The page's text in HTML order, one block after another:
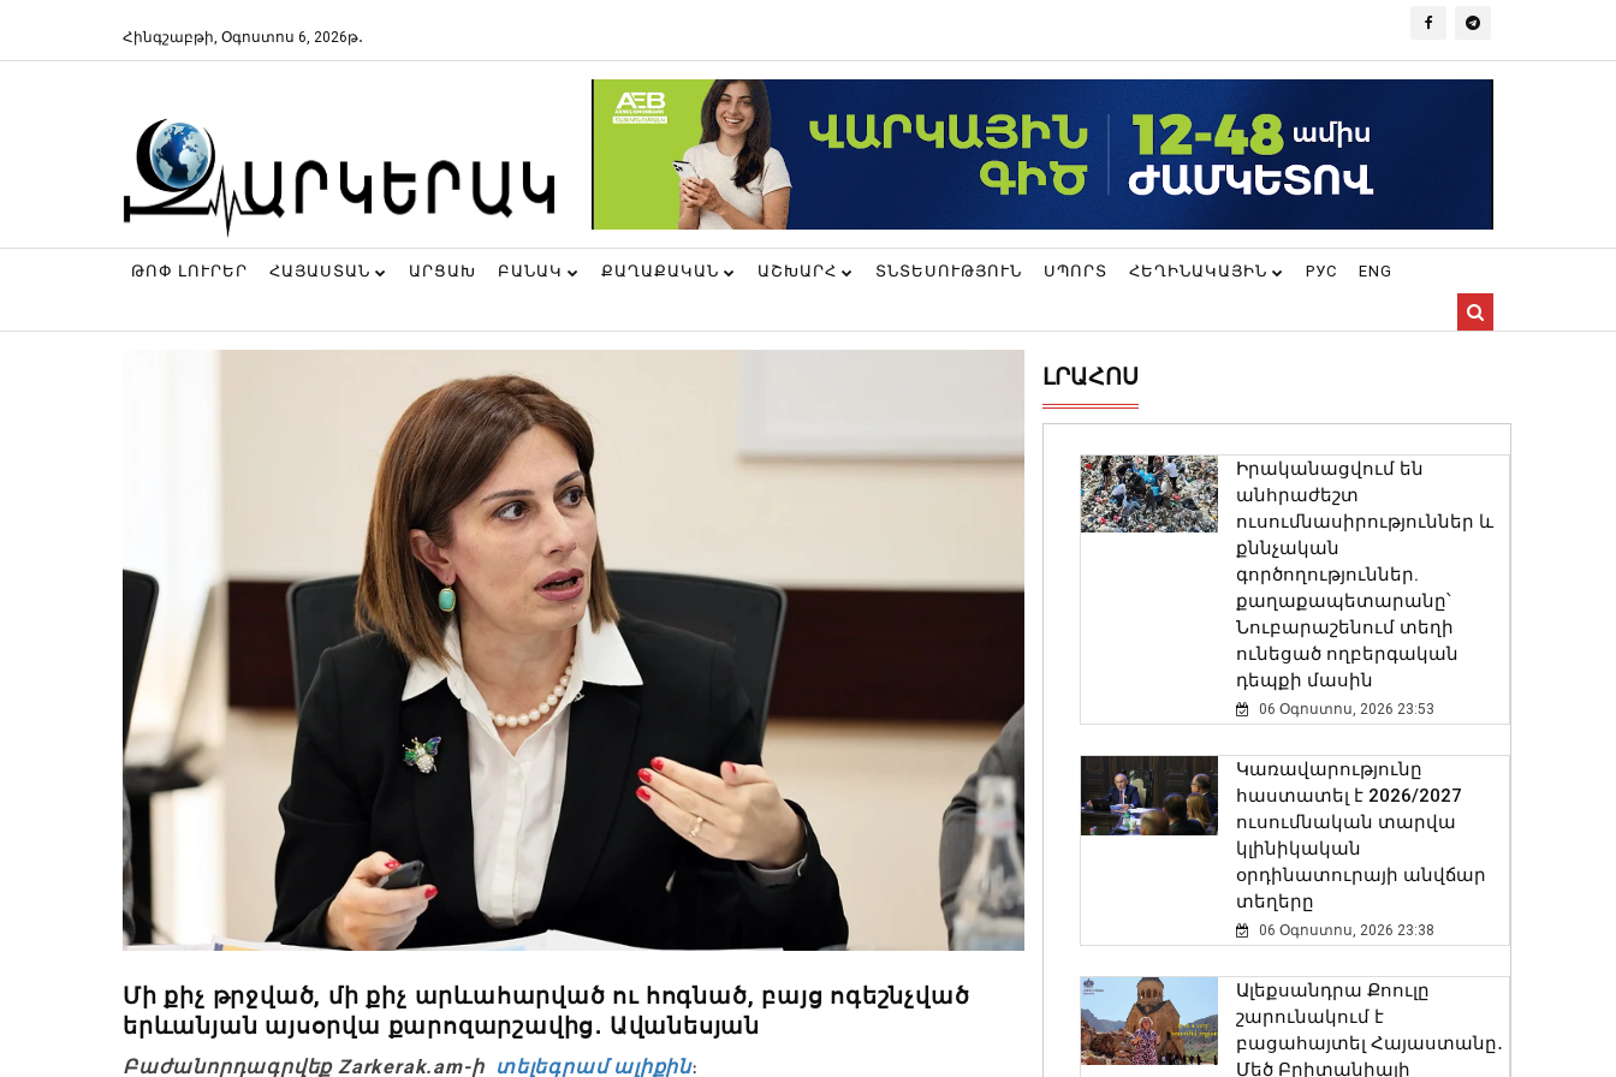
Հինգշաբթի, Օգոստոս 6, 2026թ․
ԹՈՓ ԼՈՒՐԵՐ ՀԱՅԱՍՏԱՆ ԱՐՑԱԽ ԲԱՆԱԿ ՔԱՂԱՔԱԿԱՆ ԱՇԽԱՐՀ ՏՆՏԵՍՈՒԹՅՈՒՆ ՍՊՈՐՏ ՀԵՂԻՆԱԿԱՅԻՆ РУС ENG
Մի քիչ թրջված, մի քիչ արևահարված ու հոգնած, բայց ոգեշնչված
երևանյան այսօրվա քարոզարշավից․ Ավանեսյան
Բաժանորդագրվեք Zarkerak.am-ի տելեգրամ ալիքին։
ԼՐԱՀՈՍ
Իրականացվում են
անհրաժեշտ
ուսումնասիրություններ և
քննչական
գործողություններ.
քաղաքապետարանը՝
Նուբարաշենում տեղի
ունեցած ողբերգական
դեպքի մասին
06 Օգոստոս, 2026 23:53
Կառավարությունը
հաստատել է 2026/2027
ուսումնական տարվա
կլինիկական
օրդինատուրայի անվճար
տեղերը
06 Օգոստոս, 2026 23:38
Ալեքսանդրա Քոուլը
շարունակում է
բացահայտել Հայաստանը․
Մեծ Բրիտանիայի